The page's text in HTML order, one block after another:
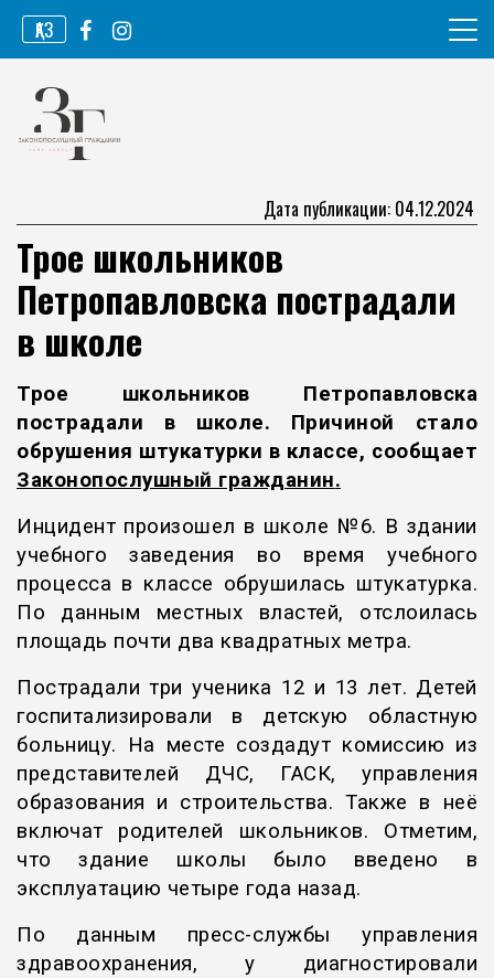
Перейти
содержимому
ҚАЗ
Законопослушный гражданин
Дата публикации: 04.12.2024
Трое школьников
Петропавловска пострадали
в школе
Трое школьников Петропавловска
пострадали в школе. Причиной стало
обрушения штукатурки в классе, сообщает
Законопослушный гражданин.
Инцидент произошел в школе №6. В здании
учебного заведения во время учебного
процесса в классе обрушилась штукатурка.
По данным местных властей, отслоилась
площадь почти два квадратных метра.
Пострадали три ученика 12 и 13 лет. Детей
госпитализировали в детскую областную
больницу. На месте создадут комиссию из
представителей ДЧС, ГАСК, управления
образования и строительства. Также в неё
включат родителей школьников. Отметим,
что здание школы было введено в
эксплуатацию четыре года назад.
По данным пресс-службы управления
здравоохранения, у диагностировали